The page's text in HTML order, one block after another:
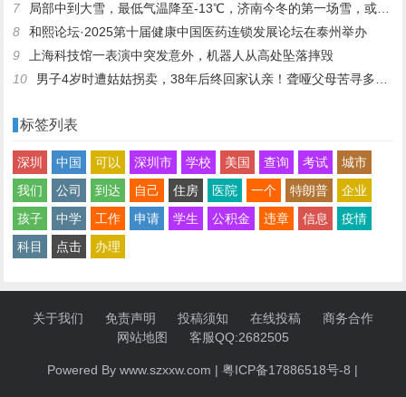
7
局部中到大雪，最低气温降至-13℃，济南今冬的第一场雪，或跟去年同一时间！
8
和熙论坛·2025第十届健康中国医药连锁发展论坛在泰州举办
9
上海科技馆一表演中突发意外，机器人从高处坠落摔毁
10
男子4岁时遭姑姑拐卖，38年后终回家认亲！聋哑父母苦寻多年，母亲已抱憾离世丨红星寻人
标签列表
深圳 中国 可以 深圳市 学校 美国 查询 考试
城市
我们
公司 到达 自己 住房 医院 一个 特朗普
企业
孩子
中学 工作 申请 学生 公积金 违章 信息
疫情
科目
点击 办理
关于我们 免责声明 投稿须知 在线投稿
商务合作
网站地图
客服QQ:2682505
Powered By www.szxxw.com |粤ICP备17886518号-8 |